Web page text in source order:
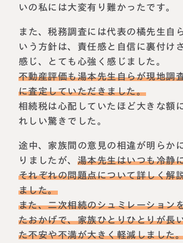
450-0002
12号
名古屋ビルヂング25階
Access
195番地1
大宮ソラミ
Access
いの私には大変有り難かったです。
また、税務調査には代表の橘先生自
いう方針は、責任感と自信に裏付け
感じ、とても心強く感じました。
不動産評価も湯本先生自らが現地調
に査定していただきました。
相続税は心配していたほど大きな額
れしい驚きでした。
途中、家族間の意見の相違が明らか
りましたが、湯本先生はいつも冷静
それぞれの問題点について詳しく解
ました。
また、二次相続のシュミレーション
たおかげで、家族ひとりひとりが長
た不安や不満が大きく軽減しました